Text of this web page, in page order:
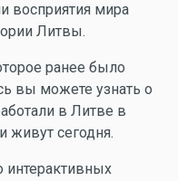
восприятия мира
Литвы.
ранее было
вы можете узнать о
в Литве в
живут сегодня.